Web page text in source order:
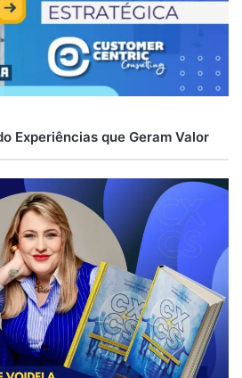
Experiências que Geram Valor